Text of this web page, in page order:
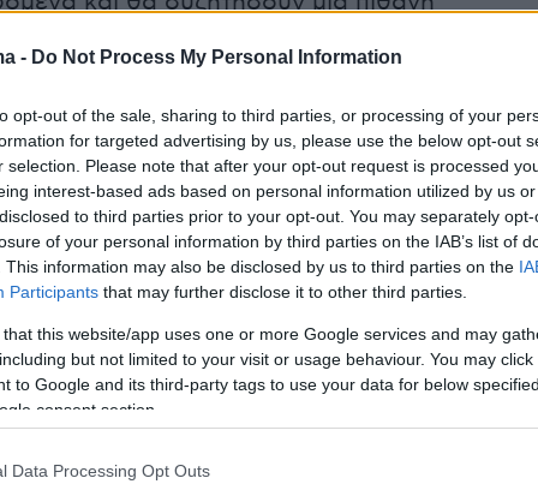
- Do Not Process My Personal Information
opt-out of the sale, sharing to third parties, or processing of your
for targeted advertising by us, please use the below opt-out
selection. Please note that after your opt-out request is processed
interest-based ads based on personal information utilized by us
to third parties prior to your opt-out. You may separately
of your personal information by third parties on the IAB’s list of
This information may also be disclosed by us to third parties on the
Participants that may further disclose it to other third parties.
that this website/app uses one or more Google services and may
but not limited to your visit or usage behaviour. You may
to Google and its third-party tags to use your data for below
consent section.
Data Processing Opt Outs
αυτές, δεν συγκεντρώνει τις
πιθανότητες αυτή τη στιγμή.
για τον Ελ Αραμπί έχουν ήδη δείξει
αρκετές ομάδες της πατρίδας του, αλλά και ο
των «ερυθρολεύκων» για Μουνιέ της
οι Γάλλοι
ο Ολυμπιακός ενδιαφέρεται σοβαρό για